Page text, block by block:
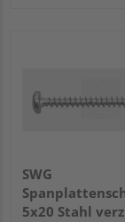
SWG
5x20 Stahl